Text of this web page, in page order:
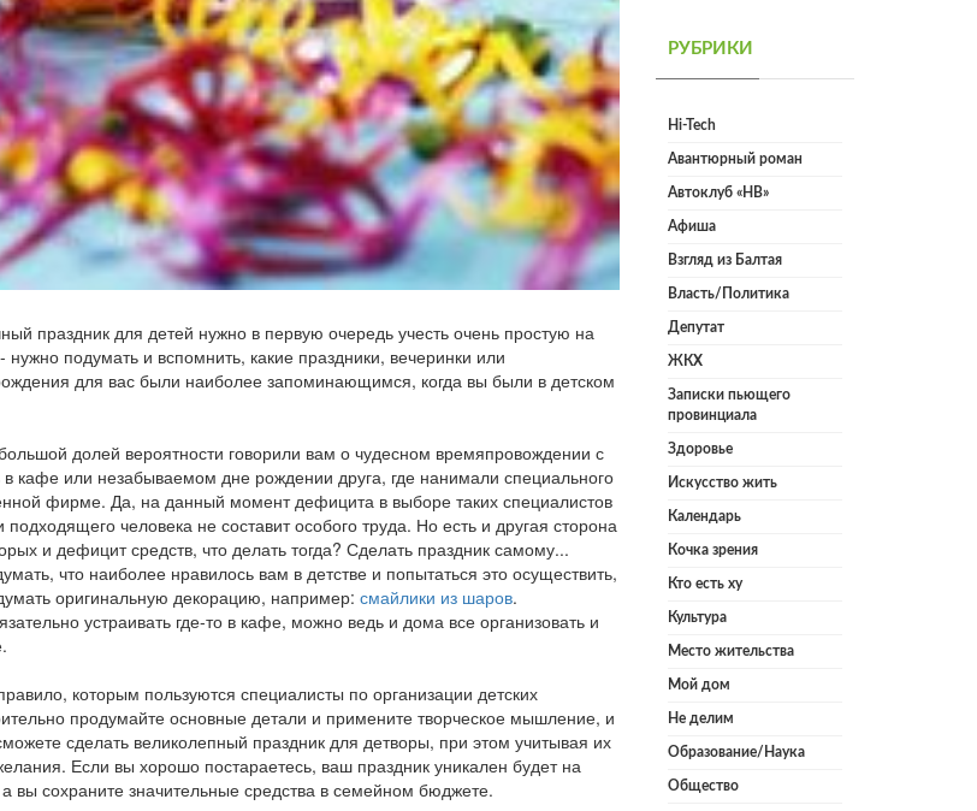
праздник для детей нужно в первую очередь учесть очень простую на
нужно подумать и вспомнить, какие праздники, вечеринки или
для вас были наиболее запоминающимся, когда вы были в детском
долей вероятности говорили вам о чудесном времяпровождении с
в кафе или незабываемом дне рождении друга, где нанимали специального
фирме. Да, на данный момент дефицита в выборе таких специалистов
подходящего человека не составит особого труда. Но есть и другая сторона
и дефицит средств, что делать тогда? Сделать праздник самому...
что наиболее нравилось вам в детстве и попытаться это осуществить,
оригинальную декорацию, например: смайлики из шаров.
устраивать где-то в кафе, можно ведь и дома все организовать и
которым пользуются специалисты по организации детских
продумайте основные детали и примените творческое мышление, и
сделать великолепный праздник для детворы, при этом учитывая их
Если вы хорошо постараетесь, ваш праздник уникален будет на
вы сохраните значительные средства в семейном бюджете.
РУБРИКИ
Hi-Tech
Авантюрный роман
Автоклуб «НВ»
Афиша
Взгляд из Балтая
Власть/Политика
Депутат
ЖКХ
Записки пьющего
провинциала
Здоровье
Искусство жить
Календарь
Кочка зрения
Кто есть ху
Культура
Место жительства
Мой дом
Не делим
Образование/Наука
Общество